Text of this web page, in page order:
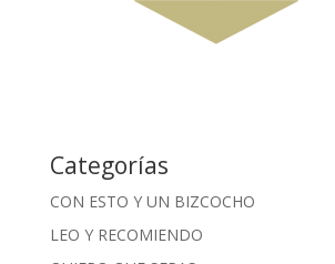
Categorías
CON ESTO Y UN BIZCOCHO
LEO Y RECOMIENDO